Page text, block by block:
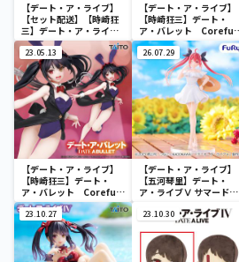
【デート・ア・ライブ】
【セット配送】【時崎狂
三】デート・ア・ライブ
Ⅳ Coreful フィギュ
ア 時崎狂三～私服ver.
～
【デート・ア・ライブ】
【時崎狂三】デート・
ア・バレット Coreful
フィギュア 時崎狂三～
水着ver.～Renewal
23.05.13
【デート・ア・ライブ】
【時崎狂三】デート・
ア・バレット Coreful
フィギュア 時崎狂三～
バニーver.～Renewal
26.07.29
【デート・ア・ライブ】
【五河琴里】デート・
ア・ライブⅤ サマードレ
ー
23.10.27 23.10.30